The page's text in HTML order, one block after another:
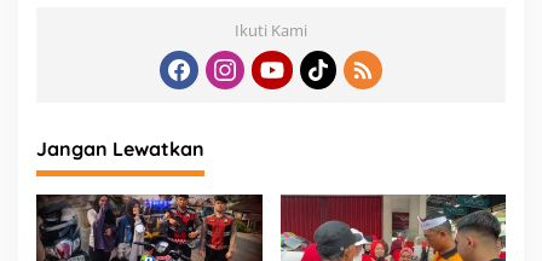
Ikuti Kami
Jangan Lewatkan